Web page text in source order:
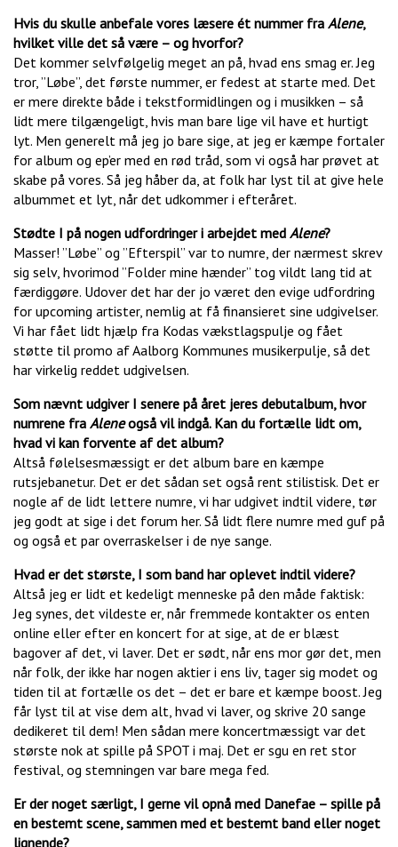
Hvis du skulle anbefale vores læsere ét nummer fra Alene,
hvilket ville det så være – og hvorfor?
Det kommer selvfølgelig meget an på, hvad ens smag er. Jeg
tror, ”Løbe”, det første nummer, er fedest at starte med. Det
er mere direkte både i tekstformidlingen og i musikken – så
lidt mere tilgængeligt, hvis man bare lige vil have et hurtigt
lyt. Men generelt må jeg jo bare sige, at jeg er kæmpe fortaler
for album og ep’er med en rød tråd, som vi også har prøvet at
skabe på vores. Så jeg håber da, at folk har lyst til at give hele
albummet et lyt, når det udkommer i efteråret.
Stødte I på nogen udfordringer i arbejdet med Alene?
Masser! ”Løbe” og ”Efterspil” var to numre, der nærmest skrev
sig selv, hvorimod ”Folder mine hænder” tog vildt lang tid at
færdiggøre. Udover det har der jo været den evige udfordring
for upcoming artister, nemlig at få finansieret sine udgivelser.
Vi har fået lidt hjælp fra Kodas vækstlagspulje og fået
støtte til promo af Aalborg Kommunes musikerpulje, så det
har virkelig reddet udgivelsen.
Som nævnt udgiver I senere på året jeres debutalbum, hvor
numrene fra Aleneogså vil indgå. Kan du fortælle lidt om,
hvad vi kan forvente af det album?
Altså følelsesmæssigt er det album bare en kæmpe
rutsjebanetur. Det er det sådan set også rent stilistisk. Det er
nogle af de lidt lettere numre, vi har udgivet indtil videre, tør
jeg godt at sige i det forum her. Så lidt flere numre med guf på
og også et par overraskelser i de nye sange.
Hvad er det største, I som band har oplevet indtil videre?
Altså jeg er lidt et kedeligt menneske på den måde faktisk:
Jeg synes, det vildeste er, når fremmede kontakter os enten
online eller efter en koncert for at sige, at de er blæst
bagover af det, vi laver. Det er sødt, når ens mor gør det, men
når folk, der ikke har nogen aktier i ens liv, tager sig modet og
tiden til at fortælle os det – det er bare et kæmpe boost. Jeg
får lyst til at vise dem alt, hvad vi laver, og skrive 20 sange
dedikeret til dem! Men sådan mere koncertmæssigt var det
største nok at spille på SPOT i maj. Det er sgu en ret stor
festival, og stemningen var bare mega fed.
Er der noget særligt, I gerne vil opnå med Danefae – spille på
en bestemt scene, sammen med et bestemt band eller noget
lignende?